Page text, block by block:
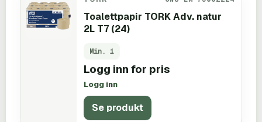
Toalettpapir TORK Adv. natur
2L T7 (24)
Min. 1
Logg inn for pris
Logg inn
Se produkt